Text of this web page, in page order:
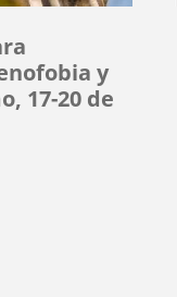
y
17-20 de